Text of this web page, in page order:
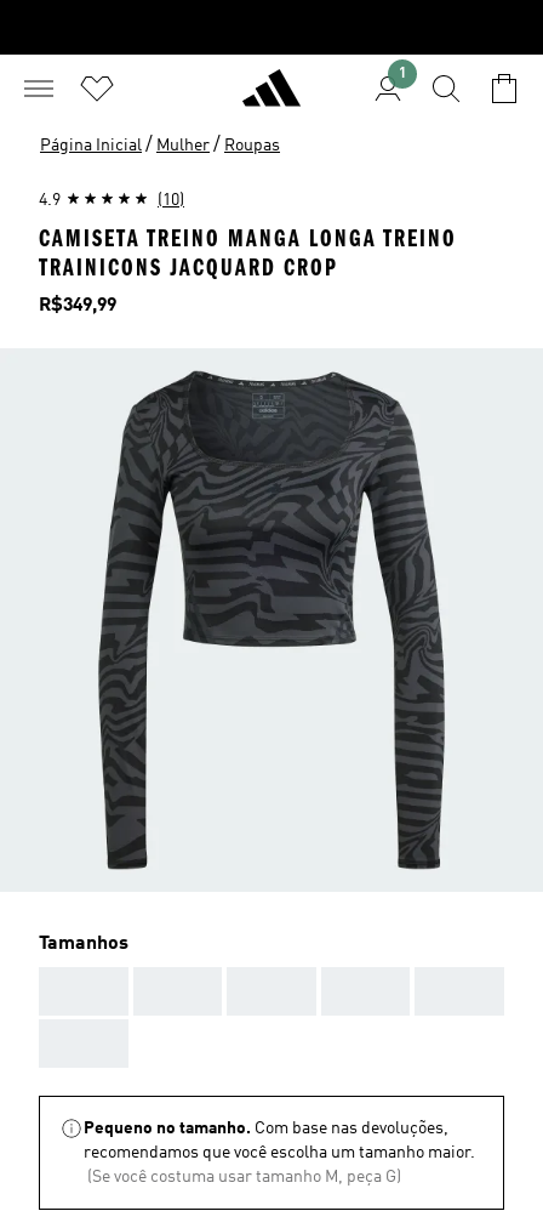
1
Página Inicial / Mulher / Roupas
4.9 (10)
CAMISETA TREINO MANGA LONGA TREINO
TRAINICONS JACQUARD CROP
Preço
R$349,99
Tamanhos
Pequeno no tamanho. Com base nas devoluções,
recomendamos que você escolha um tamanho maior.
(Se você costuma usar tamanho M, peça G)